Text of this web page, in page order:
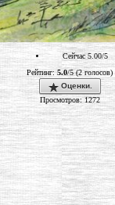
Сейчас 5.00/5
Рейтинг:5.0/5 (2 голосов)
Оценки.
Просмотров: 1272